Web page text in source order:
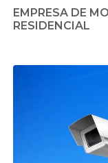
EMPRESA DE
RESIDENCIAL